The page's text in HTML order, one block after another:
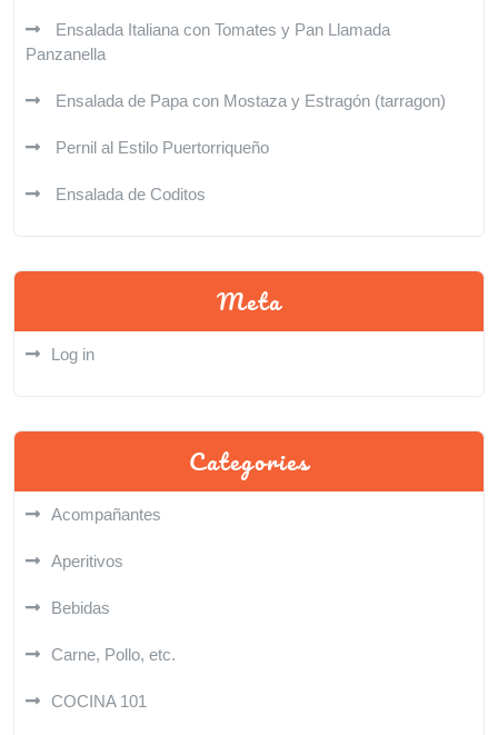
Ensalada Italiana con Tomates y Pan Llamada
Panzanella
Ensalada de Papa con Mostaza y Estragón (tarragon)
Pernil al Estilo Puertorriqueño
Ensalada de Coditos
Meta
Log in
Categories
Acompañantes
Aperitivos
Bebidas
Carne, Pollo, etc.
COCINA 101